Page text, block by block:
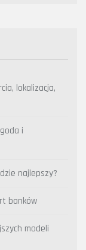
lokalizacja,
i
najlepszy?
banków
modeli